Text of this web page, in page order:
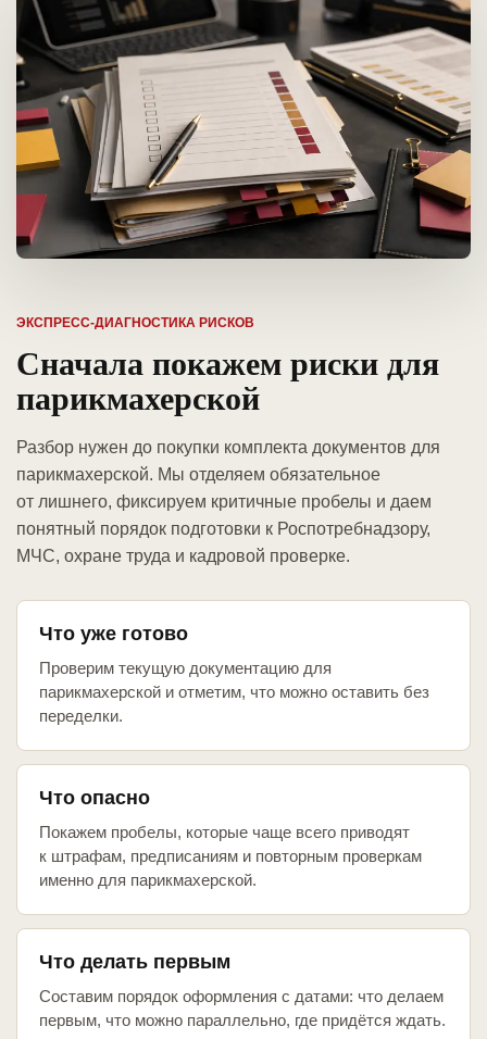
ЭКСПРЕСС-ДИАГНОСТИКА РИСКОВ
Сначала покажем риски для
парикмахерской
Разбор нужен до покупки комплекта документов для
парикмахерской. Мы отделяем обязательное
от лишнего, фиксируем критичные пробелы и даем
понятный порядок подготовки к Роспотребнадзору,
МЧС, охране труда и кадровой проверке.
Что уже готово
Проверим текущую документацию для
парикмахерской и отметим, что можно оставить без
переделки.
Что опасно
Покажем пробелы, которые чаще всего приводят
к штрафам, предписаниям и повторным проверкам
именно для парикмахерской.
Что делать первым
Составим порядок оформления с датами: что делаем
первым, что можно параллельно, где придётся ждать.